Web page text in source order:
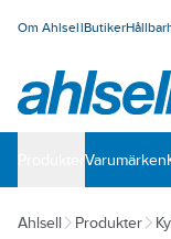
Om AhlsellButiker
Varumärken
Ahlsell Produkter